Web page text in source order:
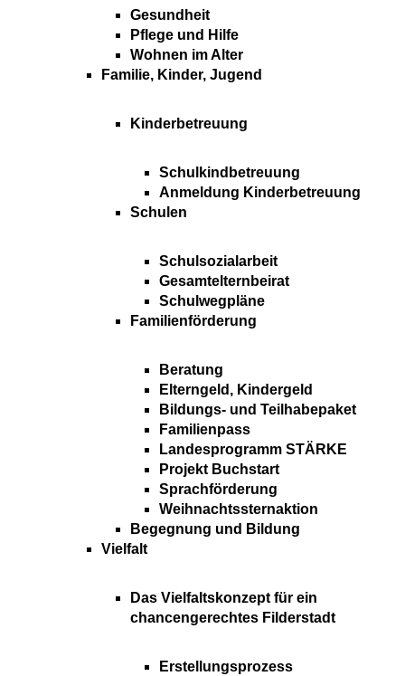
Gesundheit
Pflege und Hilfe
Wohnen im Alter
Familie, Kinder, Jugend
Kinderbetreuung
Schulkindbetreuung
Anmeldung Kinderbetreuung
Schulen
Schulsozialarbeit
Gesamtelternbeirat
Schulwegpläne
Familienförderung
Beratung
Elterngeld, Kindergeld
Bildungs- und Teilhabepaket
Familienpass
Landesprogramm STÄRKE
Projekt Buchstart
Sprachförderung
Weihnachtssternaktion
Begegnung und Bildung
Vielfalt
Das Vielfaltskonzept für ein
chancengerechtes Filderstadt
Erstellungsprozess